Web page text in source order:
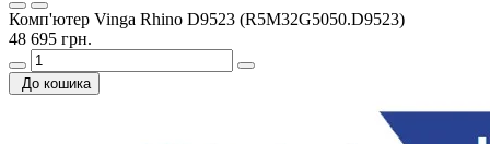
Комп'ютер Vinga Rhino D9523 (R5M32G5050.D9523)
48 695 грн.
До кошика